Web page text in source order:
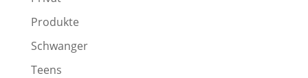
Produkte
Schwanger
Teens